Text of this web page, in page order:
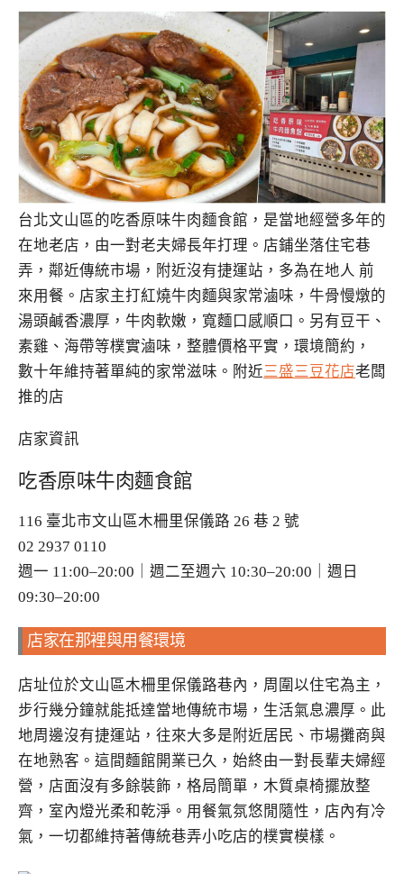
台北文山區的吃香原味牛肉麵食館，是當地經營多年的
在地老店，由一對老夫婦長年打理。店鋪坐落住宅巷
弄，鄰近傳統市場，附近沒有捷運站，多為在地人 前
來用餐。店家主打紅燒牛肉麵與家常滷味，牛骨慢燉的
湯頭鹹香濃厚，牛肉軟嫩，寬麵口感順口。另有豆干、
素雞、海帶等樸實滷味，整體價格平實，環境簡約，
數十年維持著單純的家常滋味。附近三盛三豆花店老闆
推的店
店家資訊
吃香原味牛肉麵食館
116 臺北市文山區木柵里保儀路 26 巷 2 號
02 2937 0110
週一 11:00–20:00｜週二至週六 10:30–20:00｜週日
09:30–20:00
店家在那裡與用餐環境
店址位於文山區木柵里保儀路巷內，周圍以住宅為主，
步行幾分鐘就能抵達當地傳統市場，生活氣息濃厚。此
地周邊沒有捷運站，往來大多是附近居民、市場攤商與
在地熟客。這間麵館開業已久，始終由一對長輩夫婦經
營，店面沒有多餘裝飾，格局簡單，木質桌椅擺放整
齊，室內燈光柔和乾淨。用餐氣氛悠閒隨性，店內有冷
氣，一切都維持著傳統巷弄小吃店的樸實模樣。